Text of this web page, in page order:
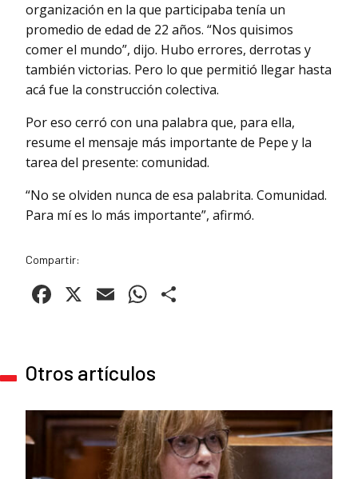
organización en la que participaba tenía un
promedio de edad de 22 años. “Nos quisimos
comer el mundo”, dijo. Hubo errores, derrotas y
también victorias. Pero lo que permitió llegar hasta
acá fue la construcción colectiva.
Por eso cerró con una palabra que, para ella,
resume el mensaje más importante de Pepe y la
tarea del presente: comunidad.
“No se olviden nunca de esa palabrita. Comunidad.
Para mí es lo más importante”, afirmó.
Compartir:
Facebook
X EmailWhatsApp
Otros artículos